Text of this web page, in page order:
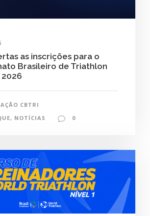
as inscrições para o
Brasileiro de Triathlon
CBTRI
, NOTÍCIAS 0